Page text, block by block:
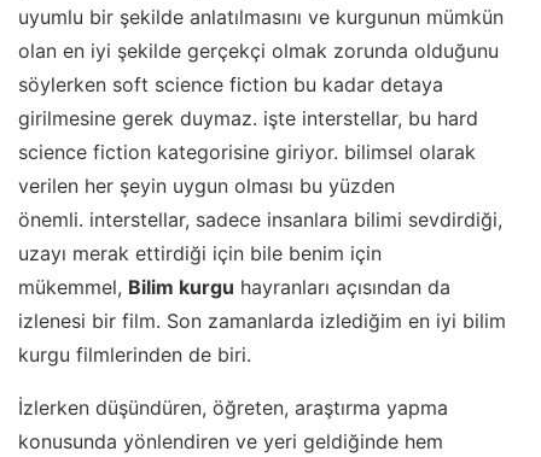
uyumlu bir şekilde anlatılmasını ve kurgunun mümkün
olan en iyi şekilde gerçekçi olmak zorunda olduğunu
söylerken soft science fiction bu kadar detaya
girilmesine gerek duymaz. işte interstellar, bu hard
science fiction kategorisine giriyor. bilimsel olarak
verilen her şeyin uygun olması bu yüzden
önemli. interstellar, sadece insanlara bilimi sevdirdiği,
uzayı merak ettirdiği için bile benim için
mükemmel, Bilim kurgu hayranları açısından da
izlenesi bir film. Son zamanlarda izlediğim en iyi bilim
kurgu filmlerinden de biri.
İzlerken düşündüren, öğreten, araştırma yapma
konusunda yönlendiren ve yeri geldiğinde hem